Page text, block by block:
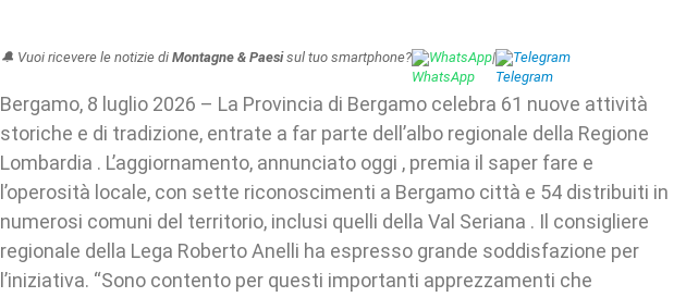
🔔 Vuoi ricevere le notizie di Montagne & Paesisul tuo smartphone? WhatsApp| Telegram
Bergamo, 8 luglio 2026 – La Provincia di Bergamo celebra 61 nuove attività
storiche e di tradizione, entrate a far parte dell’albo regionale della Regione
Lombardia . L’aggiornamento, annunciato oggi , premia il saper fare e
l’operosità locale, con sette riconoscimenti a Bergamo città e 54 distribuiti in
numerosi comuni del territorio, inclusi quelli della Val Seriana . Il consigliere
regionale della Lega Roberto Anelli ha espresso grande soddisfazione per
l’iniziativa. “Sono contento per questi importanti apprezzamenti che